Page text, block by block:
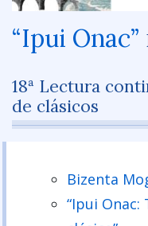
“Ipui Onac”
18ª Lectura
de clásicos
Bizenta
“Ipui Onac: